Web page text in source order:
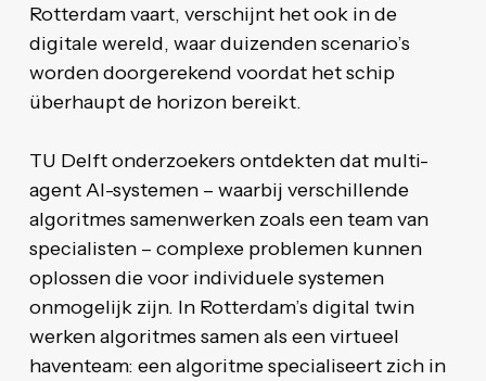
Rotterdam vaart, verschijnt het ook in de
digitale wereld, waar duizenden scenario’s
worden doorgerekend voordat het schip
überhaupt de horizon bereikt.
TU Delft onderzoekers ontdekten dat multi-
agent AI-systemen – waarbij verschillende
algoritmes samenwerken zoals een team van
specialisten – complexe problemen kunnen
oplossen die voor individuele systemen
onmogelijk zijn. In Rotterdam’s digital twin
werken algoritmes samen als een virtueel
haventeam: een algoritme specialiseert zich in